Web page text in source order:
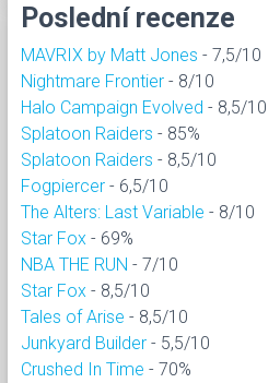
Poslední recenze
MAVRIX by Matt Jones - 7,5/10
Nightmare Frontier - 8/10
Halo Campaign Evolved - 8,5/10
Splatoon Raiders - 85%
Splatoon Raiders - 8,5/10
Fogpiercer - 6,5/10
The Alters: Last Variable - 8/10
Star Fox - 69%
NBA THE RUN - 7/10
Star Fox - 8,5/10
Tales of Arise - 8,5/10
Junkyard Builder - 5,5/10
Crushed In Time - 70%